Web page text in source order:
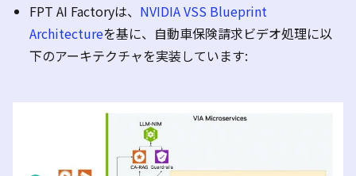
FPT AI Factoryは、 NVIDIA VSS Blueprint
Architectureを基に、自動車保険請求ビデオ処理に以
下のアーキテクチャを実装しています: